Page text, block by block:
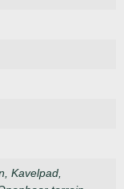
Kavelpad,